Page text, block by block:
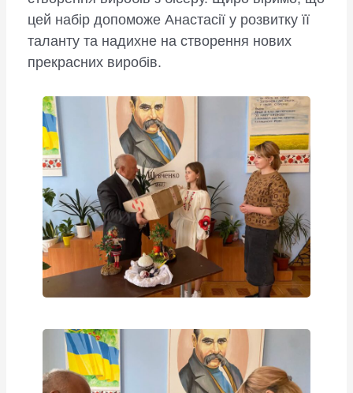
цей набір допоможе Анастасії у розвитку її
таланту та надихне на створення нових
прекрасних виробів.